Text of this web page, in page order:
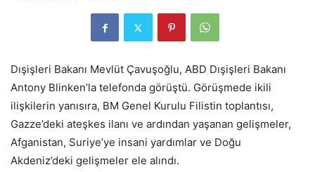
Dışişleri Bakanı Mevlüt Çavuşoğlu, ABD Dışişleri Bakanı
Antony Blinken’la telefonda görüştü. Görüşmede ikili
ilişkilerin yanısıra, BM Genel Kurulu Filistin toplantısı,
Gazze’deki ateşkes ilanı ve ardından yaşanan gelişmeler,
Afganistan, Suriye’ye insani yardımlar ve Doğu
Akdeniz’deki gelişmeler ele alındı.